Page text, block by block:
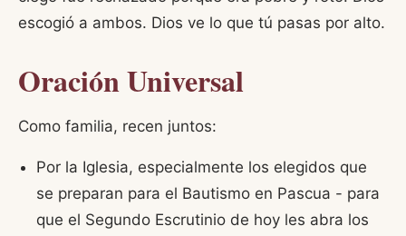
escogió a ambos. Dios ve lo que tú pasas por alto.
Oración Universal
Como familia, recen juntos:
Por la Iglesia, especialmente los elegidos que
se preparan para el Bautismo en Pascua - para
que el Segundo Escrutinio de hoy les abra los